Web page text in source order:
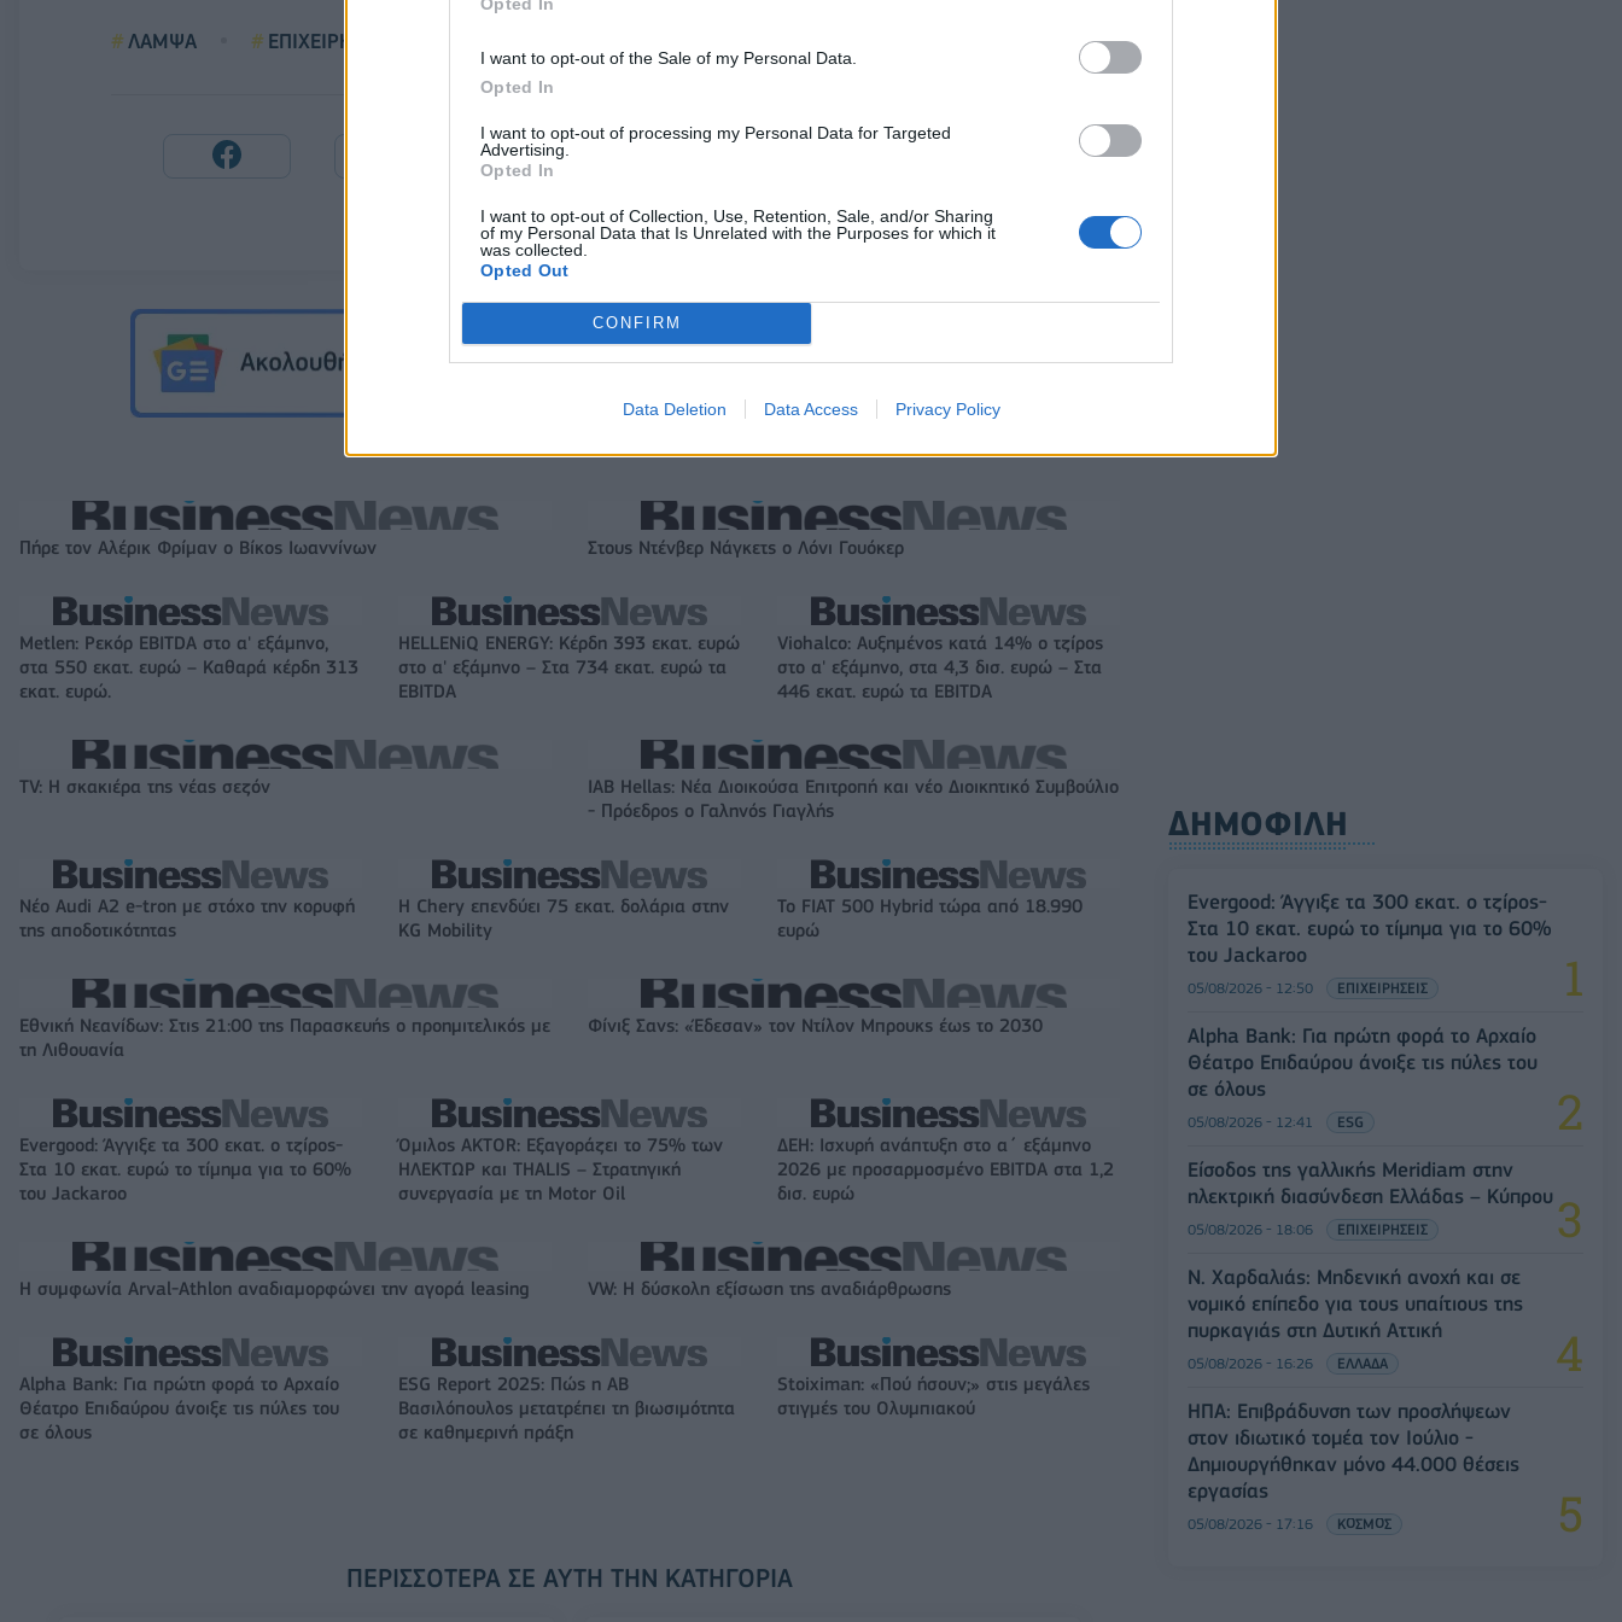
I want to opt-out of the Sale of my Personal Data.
Opted In
I want to opt-out of processing my Personal Data for Targeted
Advertising.
Opted In
I want to opt-out of Collection, Use, Retention, Sale, and/or Sharing
of my Personal Data that Is Unrelated with the Purposes for which it
was collected.
Opted Out
CONFIRM
Data Deletion Data Access Privacy Policy
ΛΑΜΨΑ ΕΠΙΧΕΙΡΗΣΕΙΣ
Πήρε τον Αλέρικ Φρίμαν ο Βίκος Ιωαννίνων Στους Ντένβερ Νάγκετς ο Λόνι Γουόκερ
Metlen: Ρεκόρ EBITDA στο α' εξάμηνο,
στα 550 εκατ. ευρώ – Καθαρά κέρδη 313
εκατ. ευρώ.
HELLENiQ ENERGY: Κέρδη 393 εκατ. ευρώ
στο α' εξάμηνο – Στα 734 εκατ. ευρώ τα
EBITDA
Viohalco: Αυξημένος κατά 14% ο τζίρος
στο α' εξάμηνο, στα 4,3 δισ. ευρώ – Στα
446 εκατ. ευρώ τα EBITDA
TV: Η σκακιέρα της νέας σεζόν
IAB Hellas: Νέα Διοικούσα Επιτροπή και νέο Διοικητικό Συμβούλιο
- Πρόεδρος ο Γαληνός Γιαγλής
Νέο Audi A2 e-tron με στόχο την κορυφή
της αποδοτικότητας
Η Chery επενδύει 75 εκατ. δολάρια στην
KG Mobility
Το FIAT 500 Hybrid τώρα από 18.990
ευρώ
Εθνική Νεανίδων: Στις 21:00 της Παρασκευής ο προημιτελικός με
τη Λιθουανία
Φίνιξ Σανς: «Έδεσαν» τον Ντίλον Μπρουκς έως το 2030
Evergood: Άγγιξε τα 300 εκατ. ο τζίρος-
Στα 10 εκατ. ευρώ το τίμημα για το 60%
του Jackaroo
Όμιλος AKTOR: Εξαγοράζει το 75% των
ΗΛΕΚΤΩΡ και THALIS – Στρατηγική
συνεργασία με τη Motor Oil
ΔΕΗ: Ισχυρή ανάπτυξη στο α΄ εξάμηνο
2026 με προσαρμοσμένο EBITDA στα 1,2
δισ. ευρώ
Η συμφωνία Arval-Athlon αναδιαμορφώνει την αγορά leasing VW: Η δύσκολη εξίσωση της αναδιάρθρωσης
Alpha Bank: Για πρώτη φορά το Αρχαίο
Θέατρο Επιδαύρου άνοιξε τις πύλες του
σε όλους
ESG Report 2025: Πώς η ΑΒ
Βασιλόπουλος μετατρέπει τη βιωσιμότητα
σε καθημερινή πράξη
Stoiximan: «Πού ήσουν;» στις μεγάλες
στιγμές του Ολυμπιακού
ΠΕΡΙΣΣΌΤΕΡΑ ΣΕ ΑΥΤΉ ΤΗΝ ΚΑΤΗΓΟΡΊΑ
ΔΗΜΟΦΙΛΗ
Evergood: Άγγιξε τα 300 εκατ. ο τζίρος-
Στα 10 εκατ. ευρώ το τίμημα για το 60%
του Jackaroo
05/08/2026 - 12:50 ΕΠΙΧΕΙΡΗΣΕΙΣ
Alpha Bank: Για πρώτη φορά το Αρχαίο
Θέατρο Επιδαύρου άνοιξε τις πύλες του
σε όλους
05/08/2026 - 12:41 ESG
Είσοδος της γαλλικής Meridiam στην
ηλεκτρική διασύνδεση Ελλάδας – Κύπρου
05/08/2026 - 18:06 ΕΠΙΧΕΙΡΗΣΕΙΣ
Ν. Χαρδαλιάς: Μηδενική ανοχή και σε
νομικό επίπεδο για τους υπαίτιους της
πυρκαγιάς στη Δυτική Αττική
05/08/2026 - 16:26 ΕΛΛΑΔΑ
ΗΠΑ: Επιβράδυνση των προσλήψεων
στον ιδιωτικό τομέα τον Ιούλιο -
Δημιουργήθηκαν μόνο 44.000 θέσεις
εργασίας
05/08/2026 - 17:16 ΚΟΣΜΟΣ